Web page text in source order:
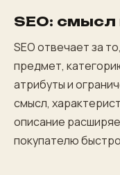
SEO:
SEO отвечает за
предмет,
атрибуты и
смысл,
описание
покупателю